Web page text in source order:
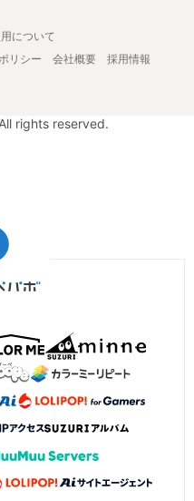
について
リシー 会社概要
採用情報
rights reserved.